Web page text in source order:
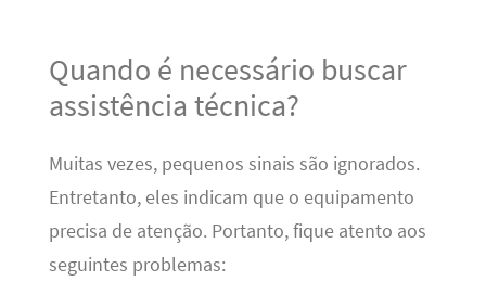
Quando é necessário buscar
assistência técnica?
Muitas vezes, pequenos sinais são ignorados.
Entretanto, eles indicam que o equipamento
precisa de atenção. Portanto, fique atento aos
seguintes problemas: